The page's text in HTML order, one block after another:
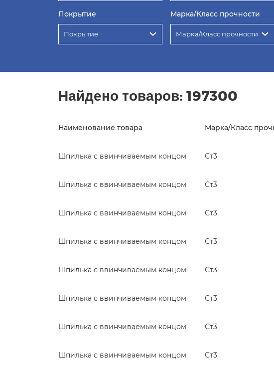
Покрытие
Покрытие
Марка/Класс прочности
Марка/Класс прочности
Найдено товаров: 197300
Наименование товара Марка/Класс
Шпилька с ввинчиваемым концом Ст3
Шпилька с ввинчиваемым концом Ст3
Шпилька с ввинчиваемым концом Ст3
Шпилька с ввинчиваемым концом Ст3
Шпилька с ввинчиваемым концом Ст3
Шпилька с ввинчиваемым концом Ст3
Шпилька с ввинчиваемым концом Ст3
Шпилька с ввинчиваемым концом Ст3